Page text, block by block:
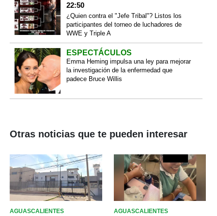
22:50
¿Quien contra el "Jefe Tribal"? Listos los
participantes del torneo de luchadores de
WWE y Triple A
ESPECTÁCULOS
Emma Heming impulsa una ley para mejorar
la investigación de la enfermedad que
padece Bruce Willis
Otras noticias que te pueden interesar
AGUASCALIENTES AGUASCALIENTES